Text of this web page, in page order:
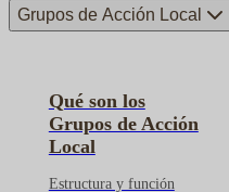
Grupos de Acción Local
Qué son los
Grupos de Acción
Local
Estructura y función